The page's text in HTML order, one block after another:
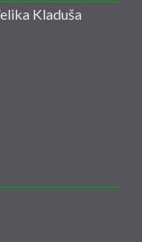
Kladuša